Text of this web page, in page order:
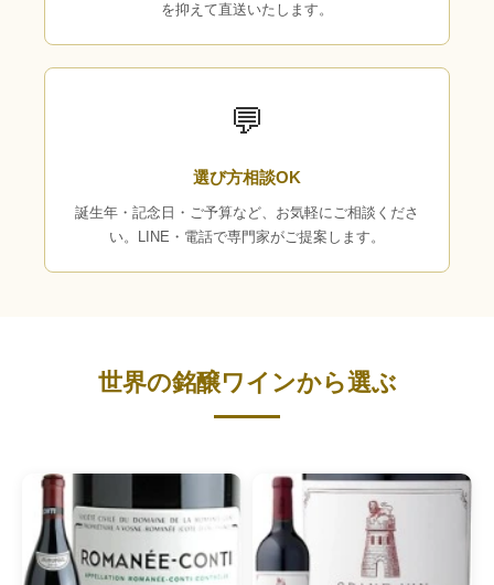
を抑えて直送いたします。
💬
選び方相談OK
誕生年・記念日・ご予算など、お気軽にご相談くださ
い。LINE・電話で専門家がご提案します。
世界の銘醸ワインから選ぶ